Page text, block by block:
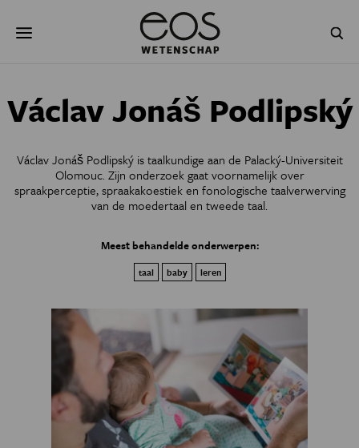
naar
GEZONDHEID RUIMTE
NATUURWETENSCHAPPEN GESCHIEDENIS
PSYCHE & BREIN BLOGS
PODCAST AGENDA
Václav Jonáš Podlipský
Václav Jonáš Podlipský is taalkundige aan de Palacký-Universiteit
Olomouc. Zijn onderzoek gaat voornamelijk over
spraakperceptie, spraakakoestiek en fonologische taalverwerving
van de moedertaal en tweede taal.
Meest behandelde onderwerpen:
taal baby leren